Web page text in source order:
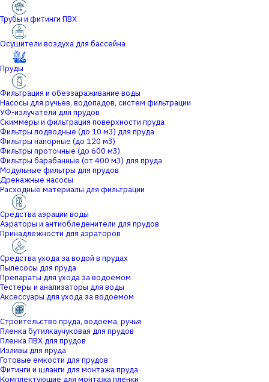
Трубы и фитинги ПВХ
Осушители воздуха для бассейна
Пруды
Фильтрация и обеззараживание воды
Насосы для ручьев, водопадов, систем фильтрации
УФ-излучатели для прудов
Скиммеры и фильтрация поверхности пруда
Фильтры подводные (до 10 м3) для пруда
Фильтры напорные (до 120 м3)
Фильтры проточные (до 600 м3)
Фильтры барабанные (от 400 м3) для пруда
Модульные фильтры для прудов
Дренажные насосы
Расходные материалы для фильтрации
Средства аэрации воды
Аэраторы и антиобледенители для прудов
Принадлежности для аэраторов
Средства ухода за водой в прудах
Пылесосы для пруда
Препараты для ухода за водоемом
Тестеры и анализаторы для воды
Аксессуары для ухода за водоемом
Строительство пруда, водоема, ручья
Пленка бутилкаучуковая для прудов
Пленка ПВХ для прудов
Изливы для пруда
Готовые емкости для прудов
Фитинги и шланги для монтажа пруда
Комплектующие для монтажа пленки